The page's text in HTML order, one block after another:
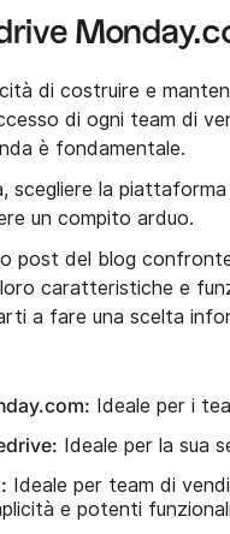
di costruire e
di ogni team di
è fondamentale.
scegliere la
un compito arduo.
post del blog
caratteristiche e
a fare una scelta
Ideale per i
Ideale per la sua
Ideale per team di
e potenti